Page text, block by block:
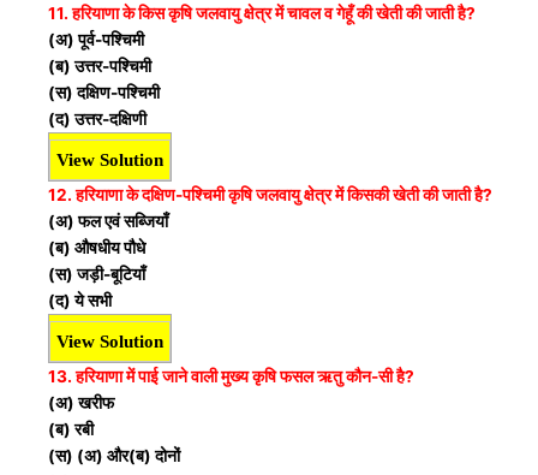
11. हरियाणा के किस कृषि जलवायु क्षेत्र में चावल व गेहूँ की खेती कीजाती है?
(अ) पूर्व-पश्चिमी
(ब) उत्तर-पश्चिमी
(स) दक्षिण-पश्चिमी
(द) उत्तर-दक्षिणी
View Solution
12. हरियाणा के दक्षिण-पश्चिमी कृषि जलवायु क्षेत्र में किसकी खेती कीजाती है?
(अ) फल एवं सब्जियाँ
(ब) औषधीय पौधे
(स) जड़ी-बूटियाँ
(द) ये सभी
View Solution
13. हरियाणा में पाई जाने वाली मुख्य कृषि फसल ऋतु कौन-सी है?
(अ) खरीफ
(ब) रबी
(स) (अ) और(ब) दोनों